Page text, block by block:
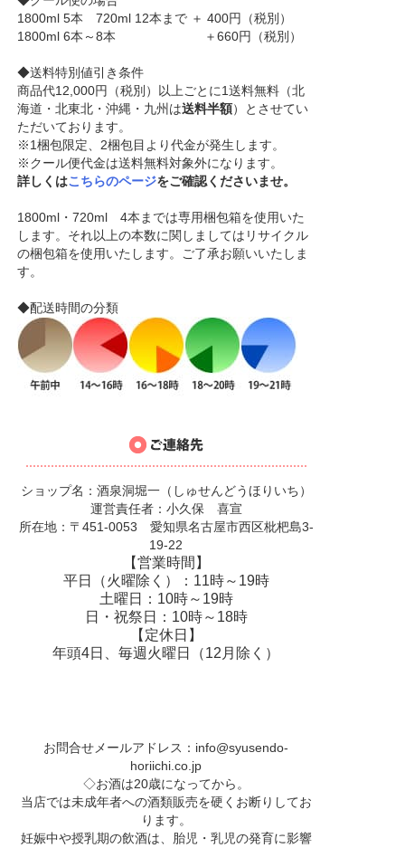
1800ml 5本 720ml 12本まで ＋ 400円（税別）
1800ml 6本～8本 ＋660円（税別）
◆送料特別値引き条件
商品代12,000円（税別）以上ごとに1送料無料（北
海道・北東北・沖縄・九州は送料半額）とさせてい
ただいております。
※1梱包限定、2梱包目より代金が発生します。
※クール便代金は送料無料対象外になります。
詳しくはこちらのページをご確認くださいませ。
1800ml・720ml 4本までは専用梱包箱を使用いた
します。それ以上の本数に関しましてはリサイクル
の梱包箱を使用いたします。ご了承お願いいたしま
す。
◆配送時間の分類
ショップ名：酒泉洞堀一（しゅせんどうほりいち）
運営責任者：小久保 喜宣
所在地：〒451-0053 愛知県名古屋市西区枇杷島3-
19-22
【営業時間】
平日（火曜除く）：11時～19時
土曜日：10時～19時
日・祝祭日：10時～18時
【定休日】
年頭4日、毎週火曜日（12月除く）
お問合せメールアドレス： info@syusendo-
horiichi.co.jp
◇お酒は20歳になってから。
当店では未成年者への酒類販売を硬くお断りしてお
ります。
妊娠中や授乳期の飲酒は、胎児・乳児の発育に影響